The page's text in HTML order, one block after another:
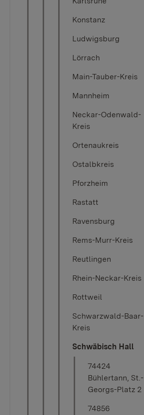
Konstanz
Ludwigsburg
Lörrach
Main-Tauber-Kreis
Mannheim
Neckar-Odenwald-
Kreis
Ortenaukreis
Ostalbkreis
Pforzheim
Rastatt
Ravensburg
Rems-Murr-Kreis
Reutlingen
Rhein-Neckar-Kreis
Rottweil
Schwarzwald-Baar-
Kreis
Schwäbisch Hall
74424
Bühlertann, St.-
Georgs-Platz 2
74856